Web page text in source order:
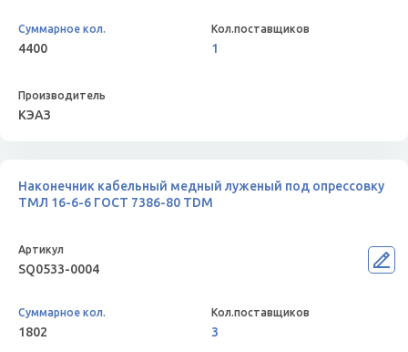
4400 1
КЭАЗ
Наконечник кабельный медный луженый под опрессовку
ТМЛ 16-6-6 ГОСТ 7386-80 TDM
SQ0533-0004
1802 3